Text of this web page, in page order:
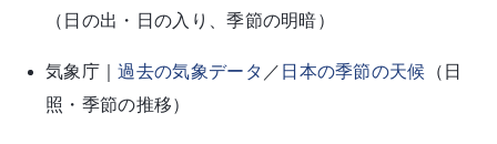
（日の出・日の入り、季節の明暗）
気象庁｜過去の気象データ ／ 日本の季節の天候 （日
照・季節の推移）